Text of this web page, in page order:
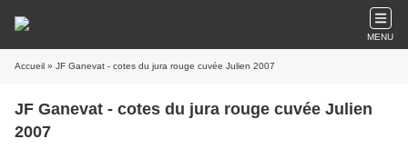
MENU
Accueil » JF Ganevat - cotes du jura rouge cuvée Julien 2007
JF Ganevat - cotes du jura rouge cuvée Julien
2007